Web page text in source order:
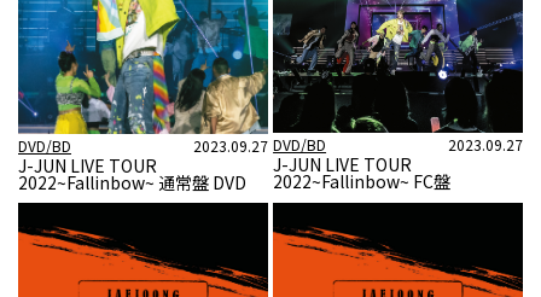
DVD/BD 2023.09.27
J-JUN LIVE TOUR
2022~Fallinbow~ 通常盤 DVD
DVD/BD 2023.09.27
J-JUN LIVE TOUR
2022~Fallinbow~ FC盤